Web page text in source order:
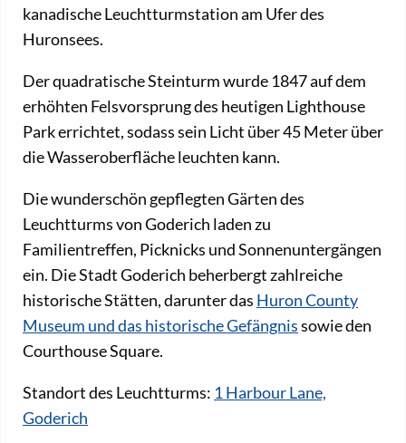
kanadische Leuchtturmstation am Ufer des
Huronsees.
Der quadratische Steinturm wurde 1847 auf dem
erhöhten Felsvorsprung des heutigen Lighthouse
Park errichtet, sodass sein Licht über 45 Meter über
die Wasseroberfläche leuchten kann.
Die wunderschön gepflegten Gärten des
Leuchtturms von Goderich laden zu
Familientreffen, Picknicks und Sonnenuntergängen
ein. Die Stadt Goderich beherbergt zahlreiche
historische Stätten, darunter das Huron County
Museum und das historische Gefängnissowie den
Courthouse Square.
Standort des Leuchtturms: 1 Harbour Lane,
Goderich